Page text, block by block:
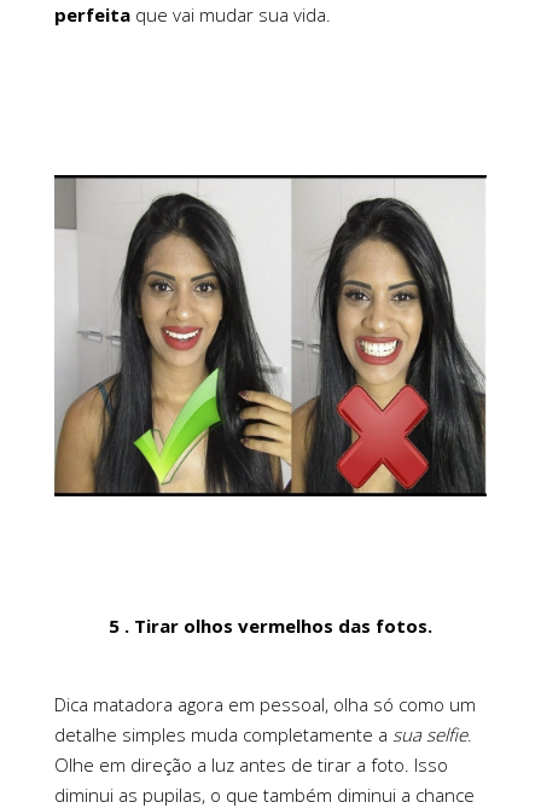
perfeita que vai mudar sua vida.
5 . Tirar olhos vermelhos das fotos.
Dica matadora agora em pessoal, olha só como um
detalhe simples muda completamente a sua selfie.
Olhe em direção a luz antes de tirar a foto. Isso
diminui as pupilas, o que também diminui a chance